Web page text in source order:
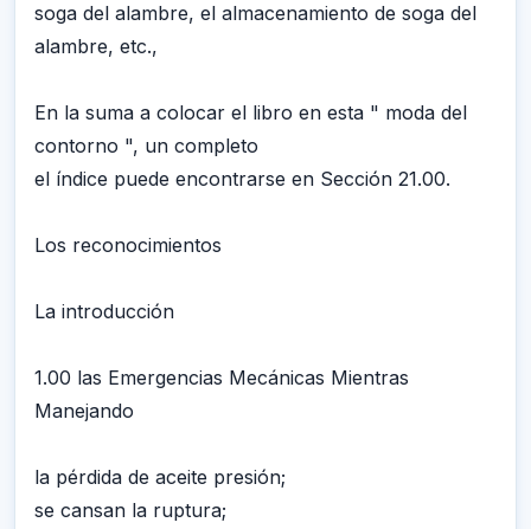
soga del alambre, el almacenamiento de soga del
alambre, etc.,
En la suma a colocar el libro en esta " moda del
contorno ", un completo
el índice puede encontrarse en Sección 21.00.
Los reconocimientos
La introducción
1.00 las Emergencias Mecánicas Mientras
Manejando
la pérdida de aceite presión;
se cansan la ruptura;